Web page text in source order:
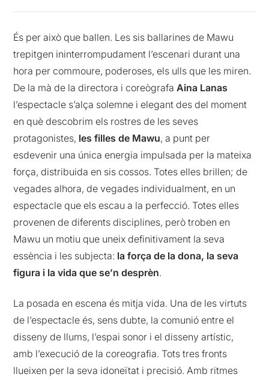
És per això que ballen. Les sis ballarines de Mawu
trepitgen ininterrompudament l’escenari durant una
hora per commoure, poderoses, els ulls que les miren.
De la mà de la directora i coreògrafa Aina Lanas
l’espectacle s’alça solemne i elegant des del moment
en què descobrim els rostres de les seves
protagonistes, les filles de Mawu, a punt per
esdevenir una única energia impulsada per la mateixa
força, distribuida en sis cossos. Totes elles brillen; de
vegades alhora, de vegades individualment, en un
espectacle que els escau a la perfecció. Totes elles
provenen de diferents disciplines, però troben en
Mawu un motiu que uneix definitivament la seva
essència i les subjecta: la força de la dona, la seva
figura i la vida que se’n desprèn.
La posada en escena és mitja vida. Una de les virtuts
de l’espectacle és, sens dubte, la comunió entre el
disseny de llums, l’espai sonor i el disseny artístic,
amb l’execució de la coreografia. Tots tres fronts
llueixen per la seva idoneïtat i precisió. Amb ritmes